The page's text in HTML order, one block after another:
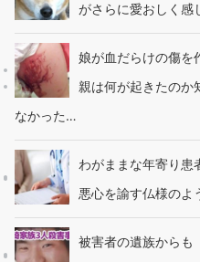
がさらに愛おしく
娘が血だらけの傷
親は何が起きたのか
なかった…
わがままな年寄り
悪心を諭す仏様の
被害者の遺族からも